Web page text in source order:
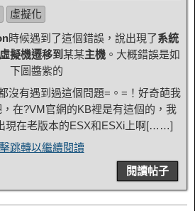
虛擬化
時候遇到了這個錯誤，說出現了系統
擬機遷移到某某主機。大概錯誤是如
下圖醬紫的
沒有遇到過這個問題=。=！好奇葩我
在?VM官網的KB裡是有這個的，我
現在老版本的ESX和ESXi上啊[……]
跳轉以繼續閱讀
閱讀帖子